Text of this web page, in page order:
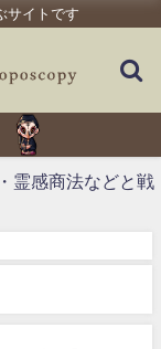
サイトです